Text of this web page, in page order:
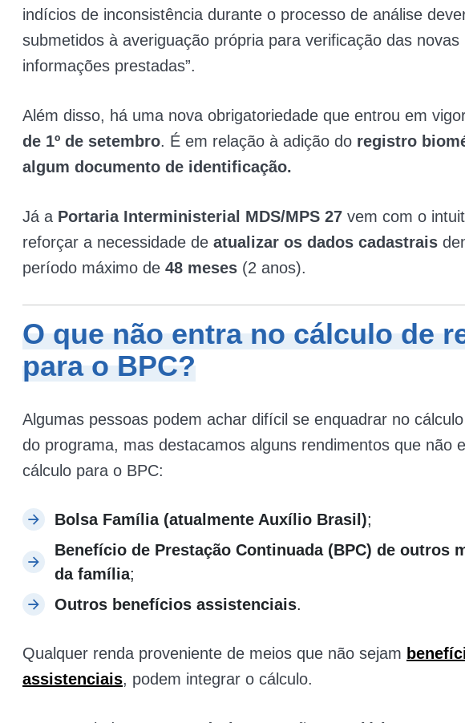
indícios de inconsistência durante o processo de análise
submetidos à averiguação própria para verificação das novas
informações prestadas”.
Além disso, há uma nova obrigatoriedade que entrou em
de 1º de setembro. É em relação à adição do registro
algum documento de identificação.
Já a Portaria Interministerial MDS/MPS 27 vem com o
reforçar a necessidade de atualizar os dados cadastrais
período máximo de 48 meses (2 anos).
O que não entra no cálculo de
para o BPC?
Algumas pessoas podem achar difícil se enquadrar no
do programa, mas destacamos alguns rendimentos que não
cálculo para o BPC:
Bolsa Família (atualmente Auxílio Brasil);
Benefício de Prestação Continuada (BPC) de outros
da família;
Outros benefícios assistenciais.
Qualquer renda proveniente de meios que não sejam
assistenciais, podem integrar o cálculo.